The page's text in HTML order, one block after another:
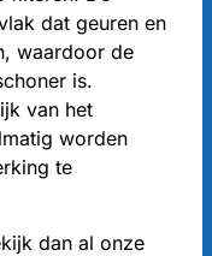
dat geuren en
waardoor de
is.
van het
worden
te
dan al onze